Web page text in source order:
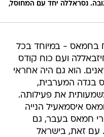
נסראללה יחד עם המחוסל,
בחמאס - במיוחד בכל
ועם כוח קודס
הוא גם היה אחראי
בגדה המערבית,
את פעילותה.
איסמאעיל הנייה
חמאס בעבר, גם
עם זאת, בישראל